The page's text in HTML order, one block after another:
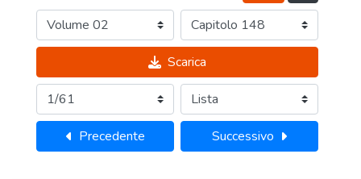
Scarica
Precedente Successivo